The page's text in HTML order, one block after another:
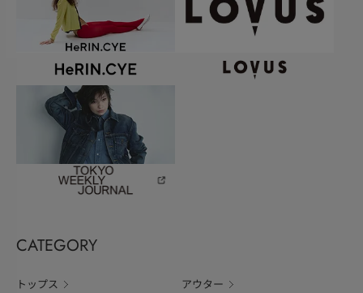
CATEGORY
トップス アウター